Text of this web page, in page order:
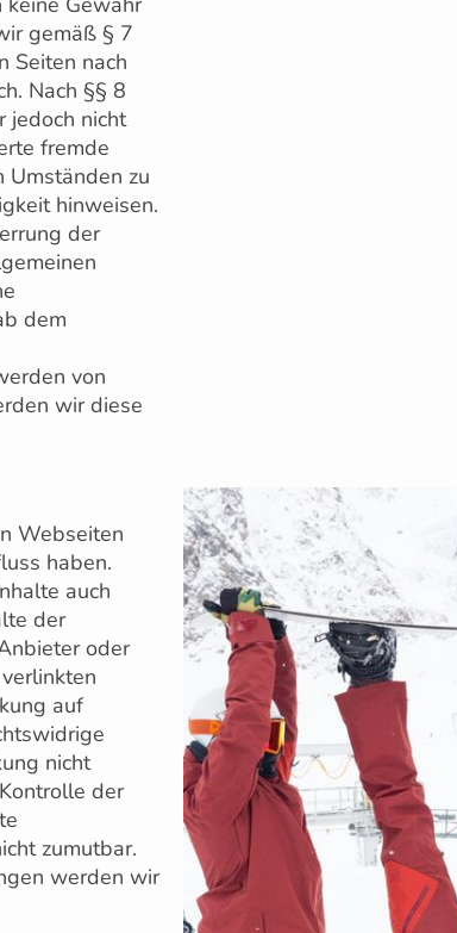
gemäß § 7
Seiten nach
Nach §§ 8
jedoch nicht
fremde
Umständen zu
hinweisen.
der
dem
von
wir diese
Webseiten
haben.
auch
der
oder
auf
nicht
der
zumutbar.
werden wir